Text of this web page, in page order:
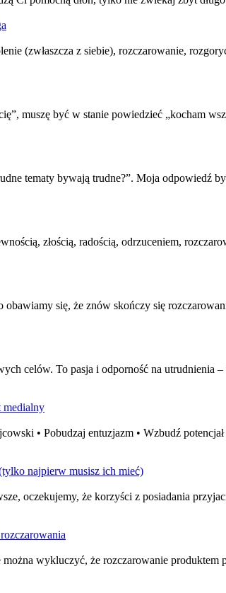
(zwłaszcza z siebie), rozczarowanie,
muszę być w stanie powiedzieć „kocham
tematy bywają trudne?”. Moja odpowiedź
złością, radością, odrzuceniem,
się, że znów skończy się
celów. To pasja i odporność na utrudnienia
medialny
• Pobudzaj entuzjazm • Wzbudź
najpierw musisz ich mieć)
oczekujemy, że korzyści z posiadania
można wykluczyć, że rozczarowanie produktem